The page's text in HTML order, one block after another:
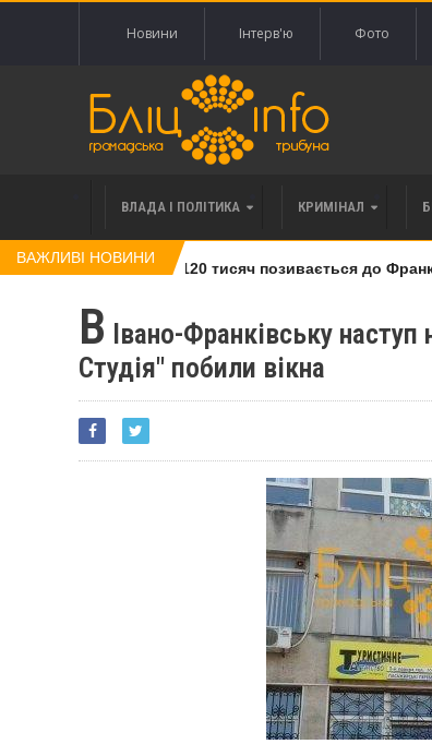
Новини Інтерв'ю Фото
ВЛАДА І ПОЛІТИКА КРИМІНАЛ
ВАЖЛИВІ НОВИНИ
права вимоги за 120 тисяч позивається до
В Івано-Франківську
Студія" побили вікна